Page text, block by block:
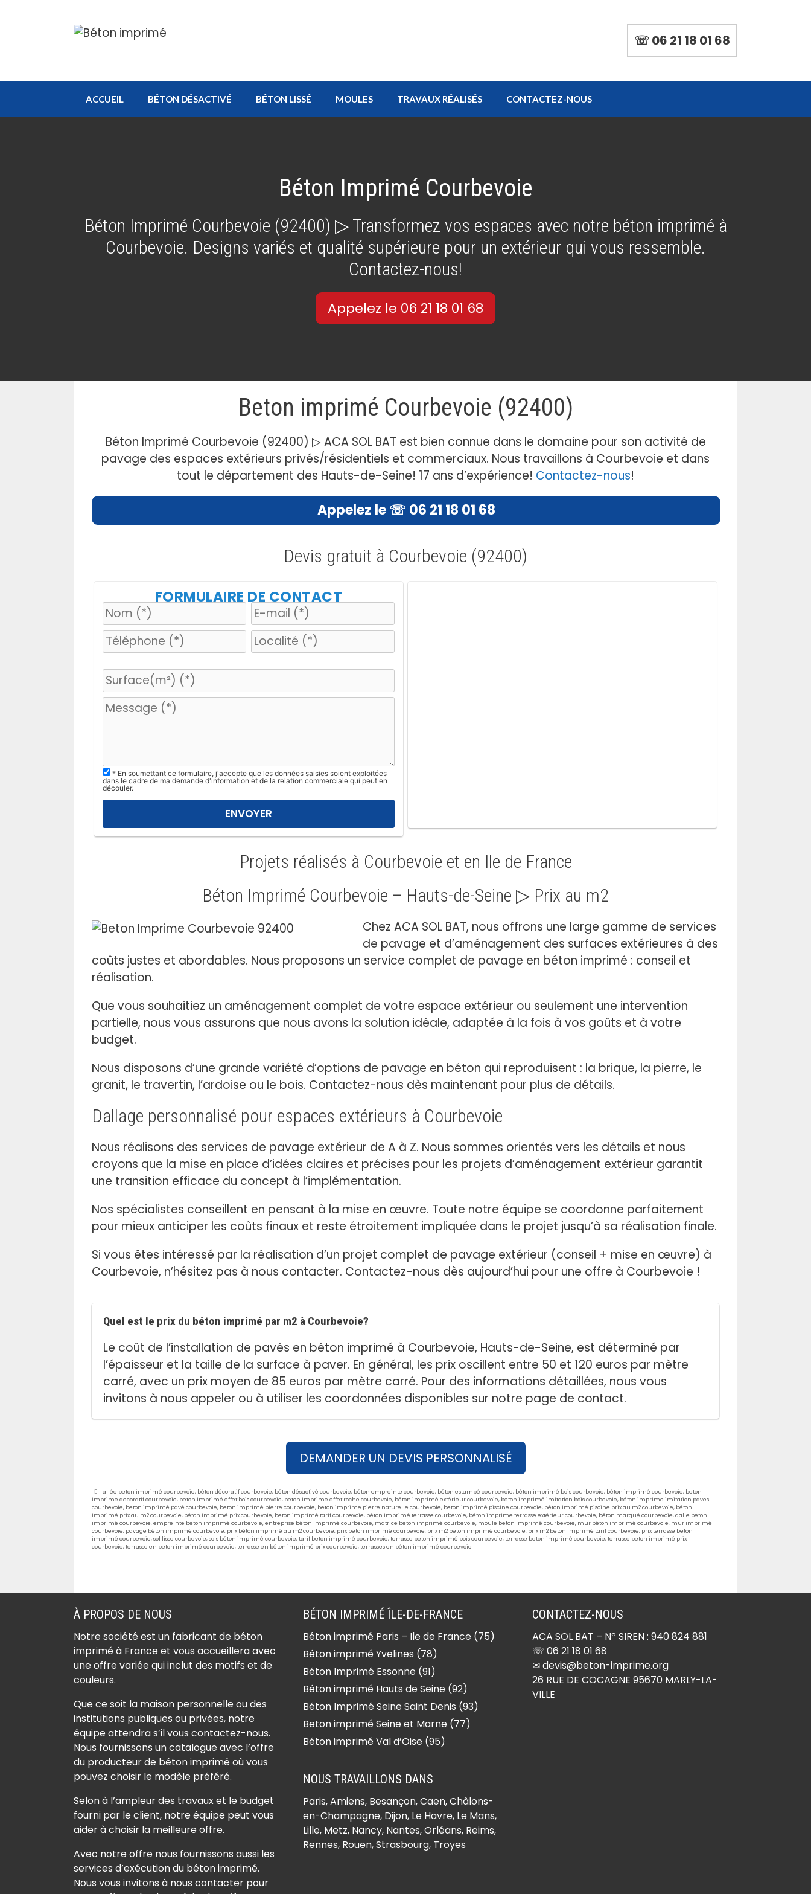
☏ 06 21 18 01 68
ACCUEIL BÉTON DÉSACTIVÉ BÉTON LISSÉ MOULES TRAVAUX RÉALISÉS CONTACTEZ-NOUS
Béton Imprimé Courbevoie
Béton Imprimé Courbevoie (92400) ▷ Transformez vos espaces avec notre béton imprimé à
Courbevoie. Designs variés et qualité supérieure pour un extérieur qui vous ressemble.
Contactez-nous!
Appelez le 06 21 18 01 68
Beton imprimé Courbevoie (92400)
Béton Imprimé Courbevoie (92400) ▷ ACA SOL BAT est bien connue dans le domaine pour son activité de
pavage des espaces extérieurs privés/résidentiels et commerciaux. Nous travaillons à Courbevoie et dans
tout le département des Hauts-de-Seine! 17 ans d’expérience! Contactez-nous!
Appelez le ☏ 06 21 18 01 68
Devis gratuit à Courbevoie (92400)
FORMULAIRE DE CONTACT
e
u
z
l
a
s
c
h
m
p
i
d
e
* En soumettant ce formulaire, j'accepte que les données saisies soient exploitées
dans le cadre de ma demande d'information et de la relation commerciale qui peut en
découler.
Projets réalisés à Courbevoie et en Ile de France
Béton Imprimé Courbevoie – Hauts-de-Seine ▷ Prix au m2
Chez ACA SOL BAT, nous offrons une large gamme de services
de pavage et d’aménagement des surfaces extérieures à des
coûts justes et abordables. Nous proposons un service complet de pavage en béton imprimé : conseil et
réalisation.
Que vous souhaitiez un aménagement complet de votre espace extérieur ou seulement une intervention
partielle, nous vous assurons que nous avons la solution idéale, adaptée à la fois à vos goûts et à votre
budget.
Nous disposons d’une grande variété d’options de pavage en béton qui reproduisent : la brique, la pierre, le
granit, le travertin, l’ardoise ou le bois. Contactez-nous dès maintenant pour plus de détails.
Dallage personnalisé pour espaces extérieurs à Courbevoie
Nous réalisons des services de pavage extérieur de A à Z. Nous sommes orientés vers les détails et nous
croyons que la mise en place d’idées claires et précises pour les projets d’aménagement extérieur garantit
une transition efficace du concept à l’implémentation.
Nos spécialistes conseillent en pensant à la mise en œuvre. Toute notre équipe se coordonne parfaitement
pour mieux anticiper les coûts finaux et reste étroitement impliquée dans le projet jusqu’à sa réalisation finale.
Si vous êtes intéressé par la réalisation d’un projet complet de pavage extérieur (conseil + mise en œuvre) à
Courbevoie, n’hésitez pas à nous contacter. Contactez-nous dès aujourd’hui pour une offre à Courbevoie !
Quel est le prix du béton imprimé par m2 à Courbevoie?
Le coût de l’installation de pavés en béton imprimé à Courbevoie, Hauts-de-Seine, est déterminé par
l’épaisseur et la taille de la surface à paver. En général, les prix oscillent entre 50 et 120 euros par mètre
carré, avec un prix moyen de 85 euros par mètre carré. Pour des informations détaillées, nous vous
invitons à nous appeler ou à utiliser les coordonnées disponibles sur notre page de contact.
DEMANDER UN DEVIS PERSONNALISÉ
Étiquettes
allée beton imprimé courbevoie, béton décoratif courbevoie, béton désactivé courbevoie, béton empreinte courbevoie, béton estampé courbevoie, béton imprimé bois courbevoie, béton imprimé courbevoie, beton
imprime decoratif courbevoie, beton imprimé effet bois courbevoie, beton imprime effet roche courbevoie, béton imprimé extérieur courbevoie, beton imprimé imitation bois courbevoie, béton imprime imitation paves
courbevoie, beton imprimé pavé courbevoie, beton imprimé pierre courbevoie, beton imprime pierre naturelle courbevoie, beton imprimé piscine courbevoie, béton imprimé piscine prix au m2 courbevoie, béton
imprimé prix au m2 courbevoie, béton imprimé prix courbevoie, beton imprimé tarif courbevoie, béton imprimé terrasse courbevoie, béton imprime terrasse extérieur courbevoie, béton marqué courbevoie,dalle beton
imprimé courbevoie,empreinte beton imprimé courbevoie,entreprise béton imprimé courbevoie, matrice beton imprimé courbevoie, moule beton imprimé courbevoie, mur béton imprimé courbevoie, mur imprimé
courbevoie, pavage béton imprimé courbevoie, prix béton imprimé au m2 courbevoie, prix beton imprimé courbevoie, prix m2 beton imprimé courbevoie, prix m2 beton imprimé tarif courbevoie, prix terrasse beton
imprimé courbevoie,sol lisse courbevoie,sols béton imprimé courbevoie,tarif beton imprimé courbevoie,terrasse beton imprimé bois courbevoie,terrasse beton imprimé courbevoie,terrasse beton imprimé prix
courbevoie,terrasse en beton imprimé courbevoie,terrasse en béton imprimé prix courbevoie,terrasses en béton imprimé courbevoie
À PROPOS DE NOUS
Notre société est un fabricant de béton
imprimé à France et vous accueillera avec
une offre variée qui inclut des motifs et de
couleurs.
Que ce soit la maison personnelle ou des
institutions publiques ou privées, notre
équipe attendra s’il vous contactez-nous.
Nous fournissons un catalogue avec l’offre
du producteur de béton imprimé où vous
pouvez choisir le modèle préféré.
Selon à l’ampleur des travaux et le budget
fourni par le client, notre équipe peut vous
aider à choisir la meilleure offre.
Avec notre offre nous fournissons aussi les
services d’exécution du béton imprimé.
Nous vous invitons à nous contacter pour
BÉTON IMPRIMÉ ÎLE-DE-FRANCE
Béton imprimé Paris – Ile de France (75)
Béton imprimé Yvelines (78)
Béton Imprimé Essonne (91)
Béton imprimé Hauts de Seine (92)
Béton Imprimé Seine Saint Denis (93)
Beton imprimé Seine et Marne (77)
Béton imprimé Val d’Oise (95)
NOUS TRAVAILLONS DANS
Paris,Amiens, Besançon, Caen, Châlons-
en-Champagne, Dijon, Le Havre, Le Mans,
Lille, Metz, Nancy, Nantes, Orléans, Reims,
Rennes, Rouen, Strasbourg, Troyes
CONTACTEZ-NOUS
ACA SOL BAT – Nº SIREN : 940 824 881
☏ 06 21 18 01 68
✉ devis@beton-imprime.org
26 RUE DE COCAGNE 95670 MARLY-LA-
VILLE